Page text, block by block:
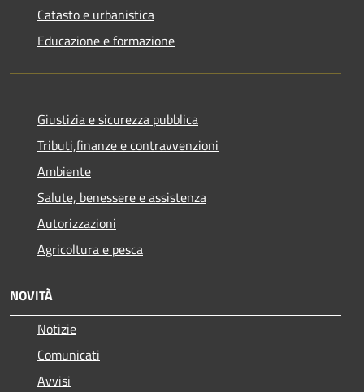
Catasto e urbanistica
Educazione e formazione
Giustizia e sicurezza pubblica
Tributi,finanze e contravvenzioni
Ambiente
Salute, benessere e assistenza
Autorizzazioni
Agricoltura e pesca
NOVITÀ
Notizie
Comunicati
Avvisi